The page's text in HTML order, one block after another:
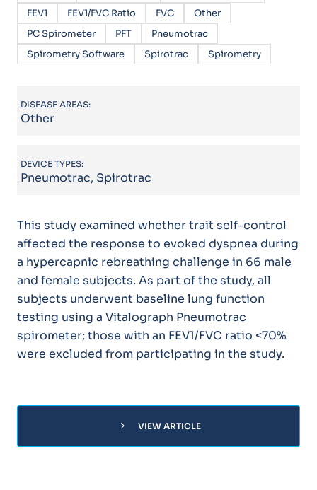
FEV1
FEV1/FVC Ratio FVC
Other
PC Spirometer
PFT
Pneumotrac
Spirometry Software
Spirotrac Spirometry
DISEASE AREAS:
Other
DEVICE TYPES:
Pneumotrac, Spirotrac
This study examined whether trait self-control
affected the response to evoked dyspnea during
a hypercapnic rebreathing challenge in 66 male
and female subjects. As part of the study, all
subjects underwent baseline lung function
testing using a Vitalograph Pneumotrac
spirometer; those with an FEV1/FVC ratio <70%
were excluded from participating in the study.
chevron_right VIEW ARTICLE